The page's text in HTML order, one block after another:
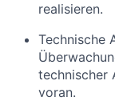
realisieren.
Technische
technischer
voran.